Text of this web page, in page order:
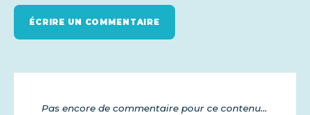
ÉCRIRE UN COMMENTAIRE
Pas encore de commentaire pour ce contenu...